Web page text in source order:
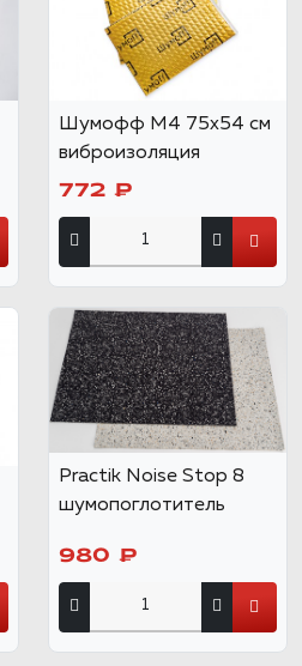
Шумофф М4 75х54 см
виброизоляция
772 ₽
Practik Noise Stop 8
шумопоглотитель
980 ₽